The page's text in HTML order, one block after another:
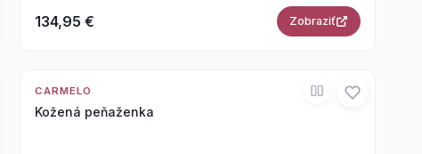
134,95 € Zobraziť
CARMELO
Kožená peňaženka